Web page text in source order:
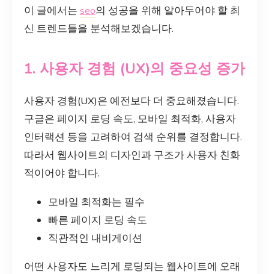
이 글에서는 seo의 성공을 위해 알아두어야 할 최
신 트렌드들을 분석해보겠습니다.
1. 사용자 경험 (UX)의 중요성 증가
사용자 경험(UX)은 예전보다 더 중요해졌습니다.
구글은 페이지 로딩 속도, 모바일 최적화, 사용자
인터랙션 등을 고려하여 검색 순위를 결정합니다.
따라서 웹사이트의 디자인과 구조가 사용자 친화
적이어야 합니다.
모바일 최적화는 필수
빠른 페이지 로딩 속도
직관적인 내비게이션
어떤 사용자도 느리게 로딩되는 웹사이트에 오래